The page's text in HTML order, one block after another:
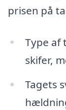
prisen på
Type af
skifer,
Tagets